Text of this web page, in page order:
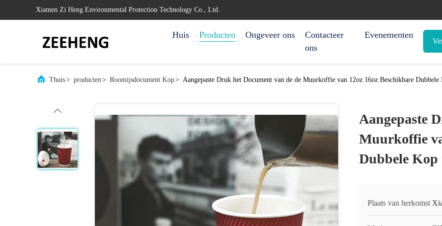
Xiamen Zi Heng Environmental Protection Technology Co., Ltd.
Huis Producten Ongeveer ons
Contacteer
ons
Evenementen
Thuis> producten> Roomijsdocument Kop> Aangepaste Druk het Document van de de Muurkoffie van 12oz 16oz Beschikbare Dubbele
Aangepaste
Muurkoffie
Dubbele Kop
Plaats van herkomst